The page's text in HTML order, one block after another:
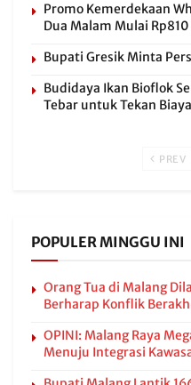
Promo Kemerdekaan
Dua Malam Mulai
Bupati Gresik Minta
Budidaya Ikan Bioflok
Tebar untuk Tekan Biaya
PREV
POPULER MINGGU INI
Orang Tua di Malang
Berharap Konflik
OPINI: Malang Raya
Menuju Integrasi